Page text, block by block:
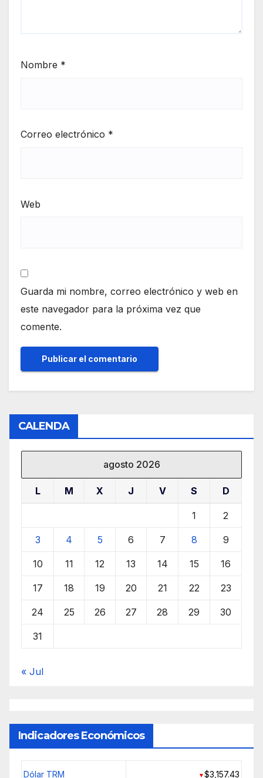
Nombre *
Correo electrónico *
Web
Guarda mi nombre, correo electrónico y web en
este navegador para la próxima vez que
comente.
CALENDA
agosto 2026
L M X J V S D
1 2
3 4 5 6 7 8 9
10 11 12 13 14 15 16
17 18 19 20 21 22 23
24 25 26 27 28 29 30
31
« Jul
Indicadores Económicos
Dólar TRM ▼$3,157.43